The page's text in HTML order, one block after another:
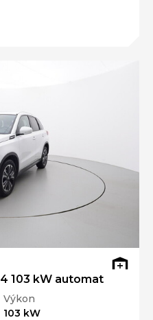
103 kW automat
Výkon
103 kW